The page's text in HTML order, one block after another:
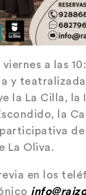
a las
y
la La Cilla, la
la
La Oliva.
en los